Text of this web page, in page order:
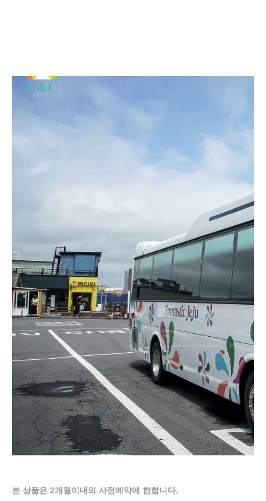
본 상품은 2개월이내의 사전예약에 한합니다.